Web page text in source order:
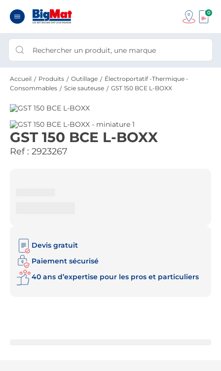
0
Accueil Produits Outillage
Électroportatif -Thermique -
Consommables
Scie sauteuse GST 150 BCE L-BOXX
GST 150 BCE L-BOXX
Ref : 2923267
Devis gratuit
Paiement sécurisé
40 ans d’expertise pour les pros et particuliers